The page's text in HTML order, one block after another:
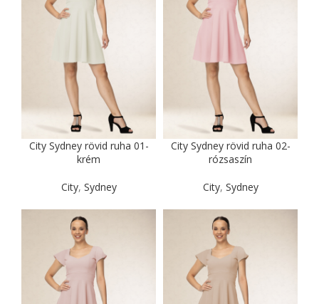
City Sydney rövid ruha 01-
krém
City, Sydney
City Sydney rövid ruha 02-
rózsaszín
City, Sydney